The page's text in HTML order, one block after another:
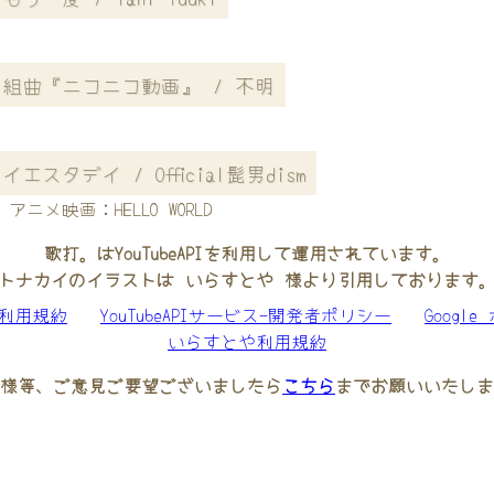
組曲『ニコニコ動画』 / 不明
イエスタデイ / Official髭男dism
アニメ映画：HELLO WORLD
歌打。はYouTubeAPIを利用して運用されています。
トナカイのイラストは いらすとや 様より引用しております。
用規約
YouTubeAPIサービス-開発者ポリシー
Google
いらすとや利用規約
等、ご意見ご要望ございましたら こちらまでお願いいたしま